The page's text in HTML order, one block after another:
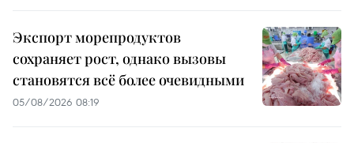
Экспорт морепродуктов
сохраняет рост, однако вызовы
становятся всё более очевидными
05/08/2026 08:19